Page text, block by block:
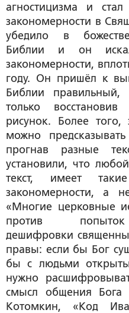
агностицизма и стал
закономерности в
убедило в
Библии и он
закономерности,
году. Он пришёл к
Библии
только
рисунок. Более того,
можно
прогнав разные
установили, что
текст, имеет
закономерности, а
«Многие церковные
против попыток
дешифровки
правы: если бы Бог
бы с людьми
нужно
смысл общения Бога
Котомкин, «Код